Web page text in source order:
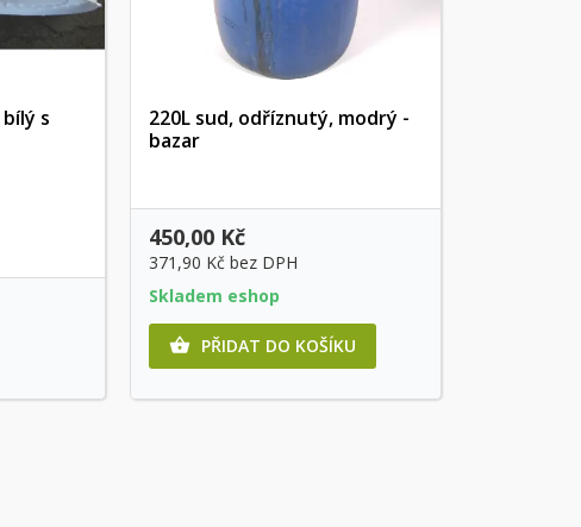
s
220L sud, odříznutý, modrý -
bazar
450,00 Kč
371,90 Kčbez DPH
Skladem eshop
 PŘIDAT DO KOŠÍKU